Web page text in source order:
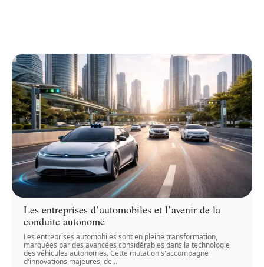
Les entreprises d’automobiles et l’avenir de la
conduite autonome
Les entreprises automobiles sont en pleine transformation,
marquées par des avancées considérables dans la technologie
des véhicules autonomes. Cette mutation s'accompagne
d'innovations majeures, de…